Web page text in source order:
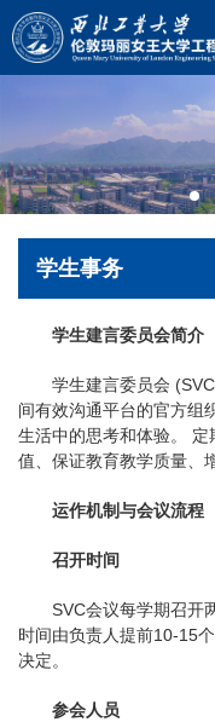
学生事务
学生建言委员会简介
学生建言委员会
间有效沟通平台的官方组
生活中的思考和体验。
值、保证教育教学质量、
运作机制与会议流程
召开时间
SVC会议每学期召开
时间由负责人提前10-15
决定。
参会人员